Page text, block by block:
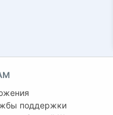
поддержки